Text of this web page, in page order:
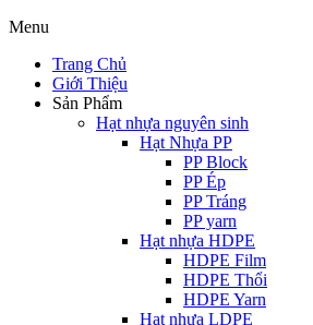
Menu
Trang Chủ
Giới Thiệu
Sản Phẩm
Hạt nhựa nguyên sinh
Hạt Nhựa PP
PP Block
PP Ép
PP Tráng
PP yarn
Hạt nhựa HDPE
HDPE Film
HDPE Thổi
HDPE Yarn
Hạt nhựa LDPE